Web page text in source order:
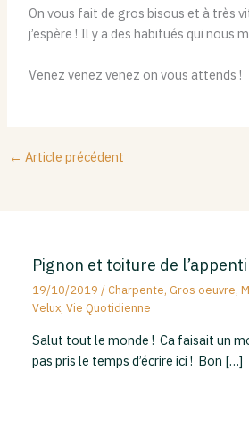
On vous fait de gros bisous et à très
j’espère ! Il y a des habitués qui nous
Venez venez venez on vous attends !
← Article précédent
Pignon et toiture de
19/10/2019/Charpente, Gros oeuvre,
Velux,Vie Quotidienne
Salut tout le monde ! Ca faisait un
pas pris le temps d’écrire ici ! Bon […]